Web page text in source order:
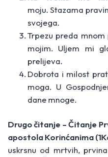
moju. Stazama
svojega.
Trpezu preda
mojim. Uljem mi
prelijeva.
Dobrota i milost
moga. U
dane mnoge.
Drugo čitanje – Čitanje
apostola Korinćanima
uskrsnu od mrtvih,